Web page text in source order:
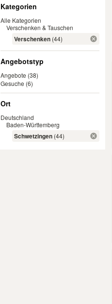
Kategorien
Alle Kategorien
Verschenken & Tauschen
Verschenken (44)
Angebotstyp
Angebote (38)
Gesuche (6)
Ort
Deutschland
Baden-Württemberg
Schwetzingen (44)